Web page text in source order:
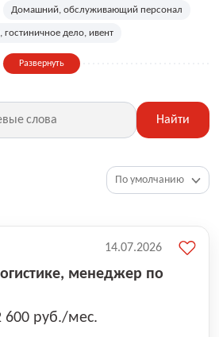
Домашний, обслуживающий персонал
гостиничное дело, ивент
искусство, ивент
Страхование
Маркетинг, PR, реклама
Развернуть
Найти
менеджер по
600 руб./мес.
14.07.2026